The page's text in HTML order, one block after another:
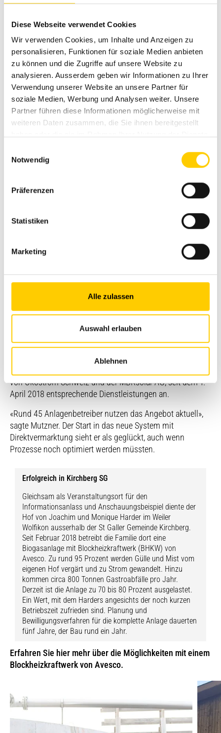
Diese Webseite verwendet Cookies
Wir verwenden Cookies, um Inhalte und Anzeigen zu
personalisieren, Funktionen für soziale Medien anbieten
zu können und die Zugriffe auf unsere Website zu
analysieren. Ausserdem geben wir Informationen zu Ihrer
Verwendung unserer Website an unsere Partner für
soziale Medien, Werbung und Analysen weiter. Unsere
Partner führen diese Informationen möglicherweise mit
weiteren Daten zusammen, die Sie ihnen bereitgestellt
Notwendig
Präferenzen
Statistiken
Marketing
Alle zulassen
Auswahl erlauben
Ablehnen
Bundesamt für Energie (BFE), schätzten dabei die
grundsätzlich positiv ein.
«Die Biogasanlage ist ein Multitalent: Sie produziert Strom,
Gas, Wärme und verringert so die Nutzung fossiler
Brennstoffe. Gleichzeitig erbringt sie eine CO2-
Reduktionsleistung unter anderem hinsichtlich
Methanausstoss», sagte Mutzner in seinem Vortrag.
Sein Verband wirkt mit anderen Akteuren darauf hin, dass
diese Leistungen künftig stärker gewichtet werden. Auch
bei allfälligen neuen Fördermassnahmen.
Diesen Standpunkt teilte auch Matthieu Buchs vom
Bundesamt für Energie. Die Trümpfe der Bioenergie
Biomasse gehöre «zu einem nachhaltig ausgewogenen
Direktvermarktung
auch Biogasanlagenbetreiber betrifft. Es verpflichtet
produzierte Energie selber zu verkaufen – in der
sogenannten Direktvermarktung.
Um diese Direktvermarktung für den einzelnen
Anlagenbetreiber zu vereinfachen und effizient zu
von Ökostrom Schweiz und der MBRsolar AG, seit dem 1.
April 2018 entsprechende Dienstleistungen an.
«Rund 45 Anlagenbetreiber nutzen das Angebot aktuell»,
sagte Mutzner. Der Start in das neue System mit
Direktvermarktung sieht er als geglückt, auch wenn
Prozesse noch optimiert werden müssten.
Erfolgreich in Kirchberg SG
Gleichsam als Veranstaltungsort für den
Informationsanlass und Anschauungsbeispiel diente der
Hof von Joachim und Monique Harder im Weiler
Wolfikon ausserhalb der St Galler Gemeinde Kirchberg.
Seit Februar 2018 betreibt die Familie dort eine
Biogasanlage mit Blockheizkraftwerk (BHKW) von
Avesco. Zu rund 95 Prozent werden Gülle und Mist vom
eigenen Hof vergärt und zu Strom gewandelt. Hinzu
kommen circa 800 Tonnen Gastroabfälle pro Jahr.
Derzeit ist die Anlage zu 70 bis 80 Prozent ausgelastet.
Ein Wert, mit dem Harders angesichts der noch kurzen
Betriebszeit zufrieden sind. Planung und
Bewilligungsverfahren für die komplette Anlage dauerten
fünf Jahre, der Bau rund ein Jahr.
Erfahren Sie hier mehr über die Möglichkeiten mit einem
Blockheizkraftwerk von Avesco.